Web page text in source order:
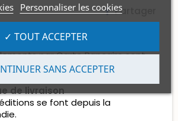
Partager
sécurité
par Carte Bancaire sont
et certifiés.
de livraison
se font depuis la
Personnaliser les cookies
SANS ACCEPTER
✓ TOUT ACCEPTER